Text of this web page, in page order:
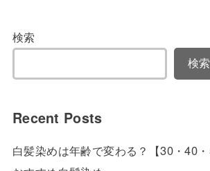
検索
検索
Recent Posts
白髪染めは年齢で変わる？【30・40